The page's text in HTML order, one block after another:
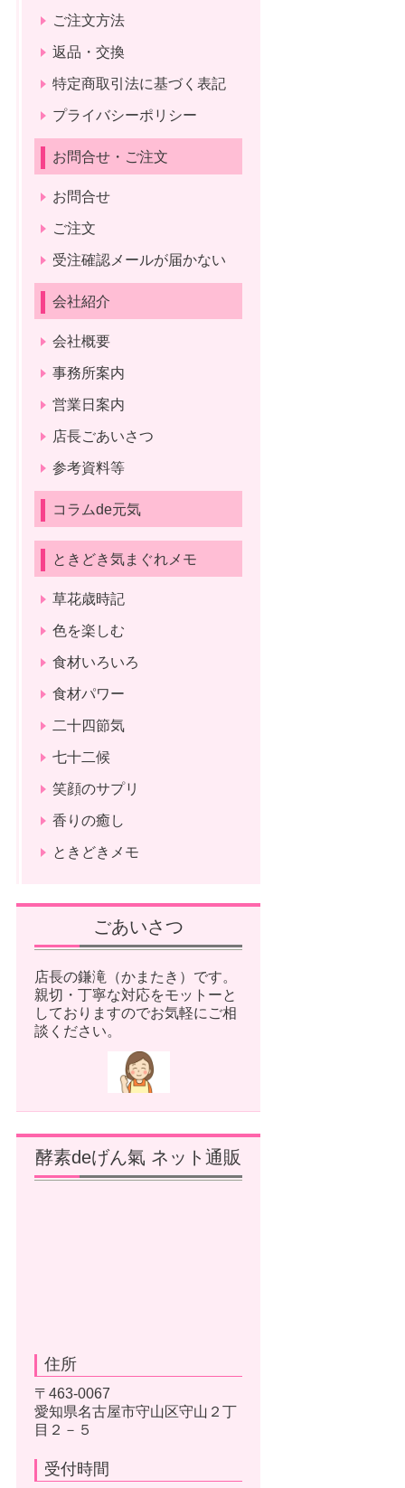
ご注文方法
返品・交換
特定商取引法に基づく表記
プライバシーポリシー
お問合せ・ご注文
お問合せ
ご注文
受注確認メールが届かない
会社紹介
会社概要
事務所案内
営業日案内
店長ごあいさつ
参考資料等
コラムde元気
ときどき気まぐれメモ
草花歳時記
色を楽しむ
食材いろいろ
食材パワー
二十四節気
七十二候
笑顔のサプリ
香りの癒し
ときどきメモ
ごあいさつ
店長の鎌滝（かまたき）です。
親切・丁寧な対応をモットーと
しておりますのでお気軽にご相
談ください。
酵素deげん氣 ネット通販
住所
〒463-0067
愛知県名古屋市守山区守山２丁
目２－５
受付時間